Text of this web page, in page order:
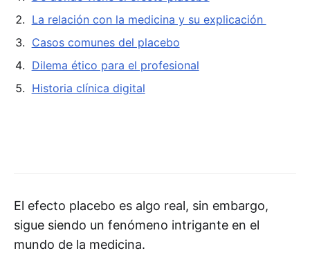
La relación con la medicina y su explicación
Casos comunes del placebo
Dilema ético para el profesional
Historia clínica digital
El efecto placebo es algo real, sin embargo,
sigue siendo un fenómeno intrigante en el
mundo de la medicina.